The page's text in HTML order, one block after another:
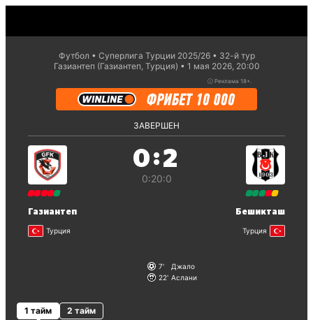
Футбол Суперлига Турции 2025/26
32-й тур
Газиантеп (Газиантеп, Турция)
1 мая 2026, 20:00
ⓘ Реклама 18+.
ЗАВЕРШЕН
Газиантеп
Турция
0:2
0:20:0
Бешикташ
Турция
7
Джало
22 Аслани
1 тайм 2 тайм